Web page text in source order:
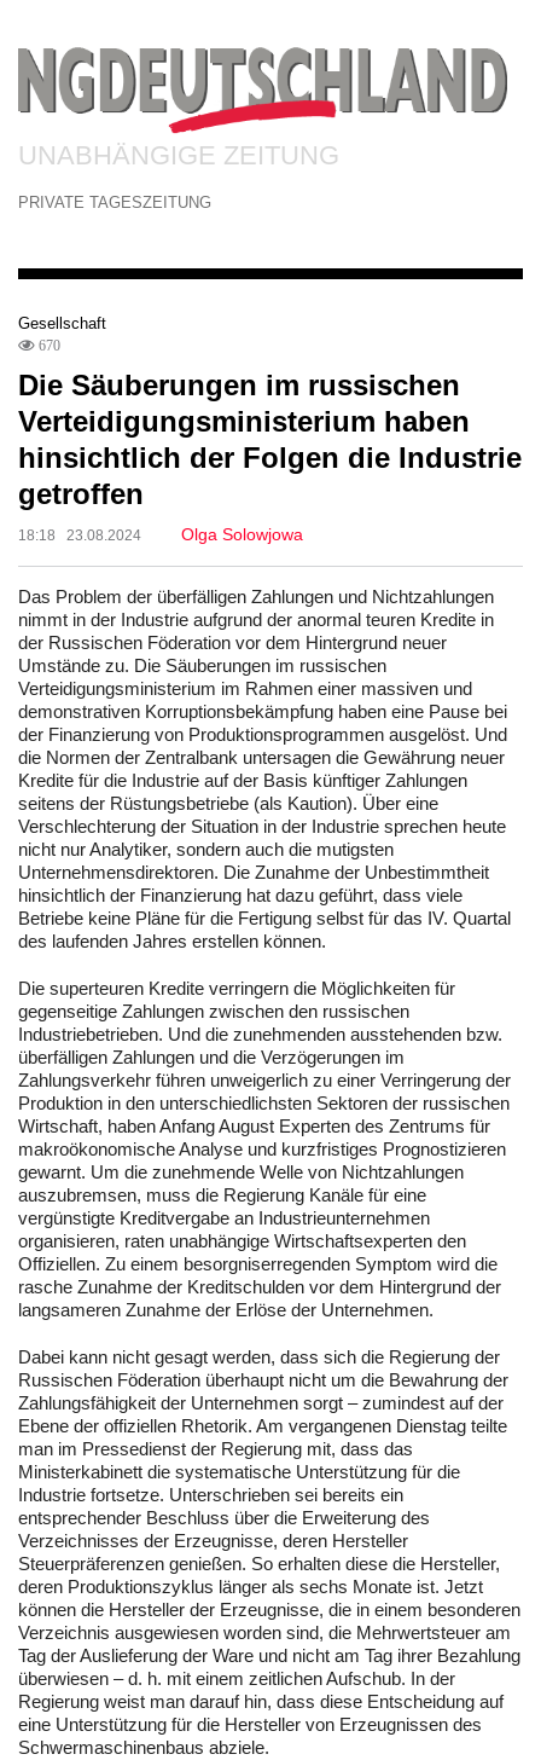
UNABHÄNGIGE ZEITUNG
PRIVATE TAGESZEITUNG
Gesellschaft
670
Die Säuberungen im russischen
Verteidigungsministerium haben
hinsichtlich der Folgen die Industrie
getroffen
18:18 23.08.2024 Olga Solowjowa
Das Problem der überfälligen Zahlungen und Nichtzahlungen
nimmt in der Industrie aufgrund der anormal teuren Kredite in
der Russischen Föderation vor dem Hintergrund neuer
Umstände zu. Die Säuberungen im russischen
Verteidigungsministerium im Rahmen einer massiven und
demonstrativen Korruptionsbekämpfung haben eine Pause bei
der Finanzierung von Produktionsprogrammen ausgelöst. Und
die Normen der Zentralbank untersagen die Gewährung neuer
Kredite für die Industrie auf der Basis künftiger Zahlungen
seitens der Rüstungsbetriebe (als Kaution). Über eine
Verschlechterung der Situation in der Industrie sprechen heute
nicht nur Analytiker, sondern auch die mutigsten
Unternehmensdirektoren. Die Zunahme der Unbestimmtheit
hinsichtlich der Finanzierung hat dazu geführt, dass viele
Betriebe keine Pläne für die Fertigung selbst für das IV. Quartal
des laufenden Jahres erstellen können.
Die superteuren Kredite verringern die Möglichkeiten für
gegenseitige Zahlungen zwischen den russischen
Industriebetrieben. Und die zunehmenden ausstehenden bzw.
überfälligen Zahlungen und die Verzögerungen im
Zahlungsverkehr führen unweigerlich zu einer Verringerung der
Produktion in den unterschiedlichsten Sektoren der russischen
Wirtschaft, haben Anfang August Experten des Zentrums für
makroökonomische Analyse und kurzfristiges Prognostizieren
gewarnt. Um die zunehmende Welle von Nichtzahlungen
auszubremsen, muss die Regierung Kanäle für eine
vergünstigte Kreditvergabe an Industrieunternehmen
organisieren, raten unabhängige Wirtschaftsexperten den
Offiziellen. Zu einem besorgniserregenden Symptom wird die
rasche Zunahme der Kreditschulden vor dem Hintergrund der
langsameren Zunahme der Erlöse der Unternehmen.
Dabei kann nicht gesagt werden, dass sich die Regierung der
Russischen Föderation überhaupt nicht um die Bewahrung der
Zahlungsfähigkeit der Unternehmen sorgt – zumindest auf der
Ebene der offiziellen Rhetorik. Am vergangenen Dienstag teilte
man im Pressedienst der Regierung mit, dass das
Ministerkabinett die systematische Unterstützung für die
Industrie fortsetze. Unterschrieben sei bereits ein
entsprechender Beschluss über die Erweiterung des
Verzeichnisses der Erzeugnisse, deren Hersteller
Steuerpräferenzen genießen. So erhalten diese die Hersteller,
deren Produktionszyklus länger als sechs Monate ist. Jetzt
können die Hersteller der Erzeugnisse, die in einem besonderen
Verzeichnis ausgewiesen worden sind, die Mehrwertsteuer am
Tag der Auslieferung der Ware und nicht am Tag ihrer Bezahlung
überwiesen – d. h. mit einem zeitlichen Aufschub. In der
Regierung weist man darauf hin, dass diese Entscheidung auf
eine Unterstützung für die Hersteller von Erzeugnissen des
Schwermaschinenbaus abziele.